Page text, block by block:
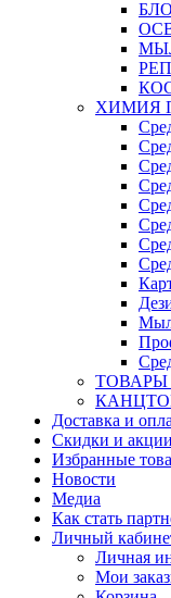
ХИМИЯ
ТОВАРЫ
Доставка и
Скидки и акции
Избранные
Новости
Медиа
Как стать
Личный
Личная
Мои